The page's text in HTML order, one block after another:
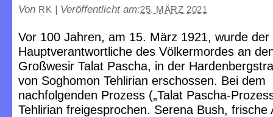
Von RK | Veröffentlicht am:25. MÄRZ 2021
Vor 100 Jahren, am 15. März 1921, wurde der
Hauptverantwortliche des Völkermordes an
Großwesir Talat Pascha, in der
von Soghomon Tehlirian erschossen. Bei dem
nachfolgenden Prozess („Talat Pascha-
Tehlirian freigesprochen. Serena Bush, frische